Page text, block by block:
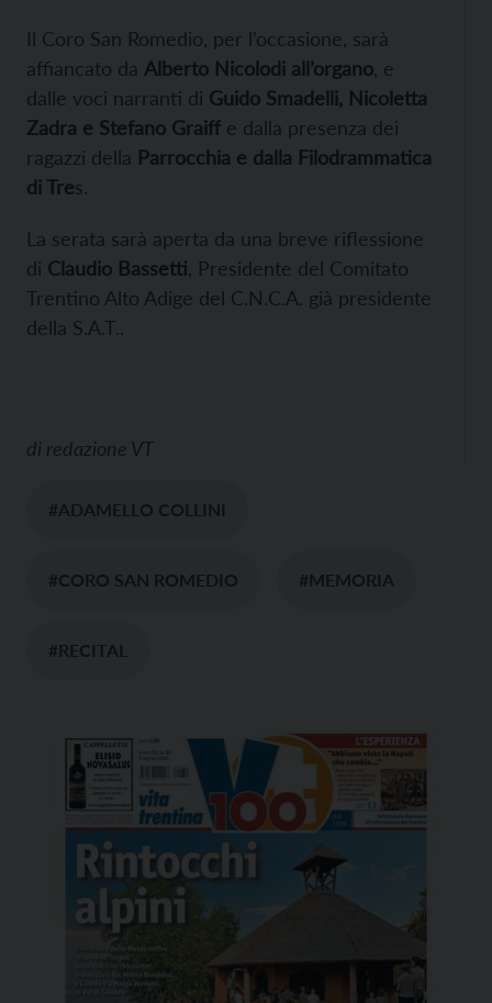
Il Coro San Romedio, per l’occasione, sarà
affiancato da Alberto Nicolodi all’organo , e
dalle voci narranti di Guido Smadelli, Nicoletta
Zadra e Stefano Graiff e dalla presenza dei
ragazzi della Parrocchia e dalla Filodrammatica
di Tres.
La serata sarà aperta da una breve riflessione
di Claudio Bassetti , Presidente del Comitato
Trentino Alto Adige del C.N.C.A. già presidente
della S.A.T..
di redazione VT
#ADAMELLO COLLINI
#CORO SAN ROMEDIO #MEMORIA
#RECITAL